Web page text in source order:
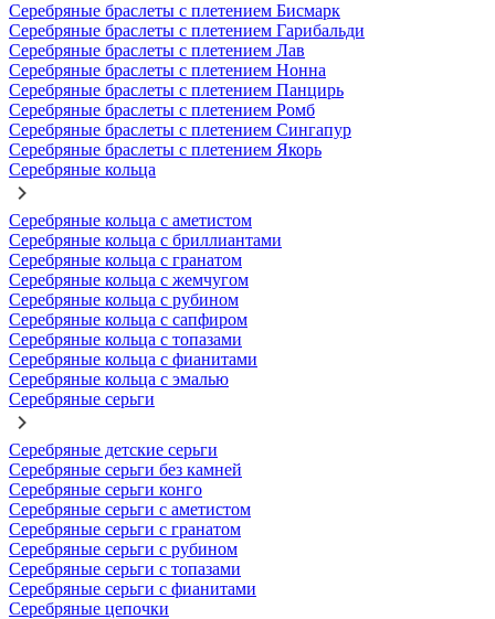
Серебряные браслеты с плетением Бисмарк
Серебряные браслеты с плетением Гарибальди
Серебряные браслеты с плетением Лав
Серебряные браслеты с плетением Нонна
Серебряные браслеты с плетением Панцирь
Серебряные браслеты с плетением Ромб
Серебряные браслеты с плетением Сингапур
Серебряные браслеты с плетением Якорь
Серебряные кольца
Серебряные кольца с аметистом
Серебряные кольца с бриллиантами
Серебряные кольца с гранатом
Серебряные кольца с жемчугом
Серебряные кольца с рубином
Серебряные кольца с сапфиром
Серебряные кольца с топазами
Серебряные кольца с фианитами
Серебряные кольца с эмалью
Серебряные серьги
Серебряные детские серьги
Серебряные серьги без камней
Серебряные серьги конго
Серебряные серьги с аметистом
Серебряные серьги с гранатом
Серебряные серьги с рубином
Серебряные серьги с топазами
Серебряные серьги с фианитами
Серебряные цепочки